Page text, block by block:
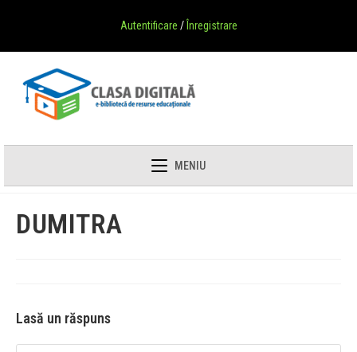
Autentificare / Înregistrare
MENIU
DUMITRA
Lasă un răspuns